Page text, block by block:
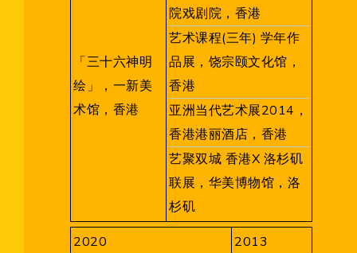
「三十六神明
绘」，一新美
术馆，香港
院戏剧院，香港
艺术课程(三年) 学年作
品展，饶宗颐文化馆，
香港
亚洲当代艺术展2014，
香港港丽酒店，香港
艺聚双城 香港X 洛杉矶
联展，华美博物馆，洛
杉矶
2020
2013